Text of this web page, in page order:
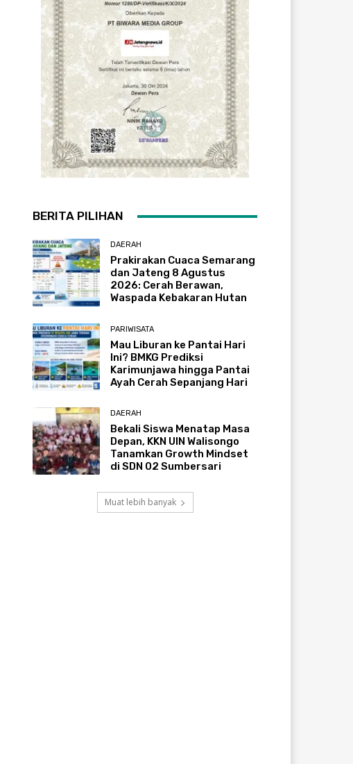
BERITA PILIHAN
DAERAH
Prakirakan Cuaca Semarang
dan Jateng 8 Agustus
2026: Cerah Berawan,
Waspada Kebakaran Hutan
PARIWISATA
Mau Liburan ke Pantai Hari
Ini? BMKG Prediksi
Karimunjawa hingga Pantai
Ayah Cerah Sepanjang Hari
DAERAH
Bekali Siswa Menatap Masa
Depan, KKN UIN Walisongo
Tanamkan Growth Mindset
di SDN 02 Sumbersari
Muat lebih banyak